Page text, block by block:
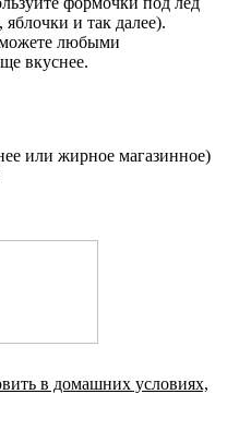
и так далее).
любыми
вкуснее.
или жирное магазинное)
в домашних условиях,